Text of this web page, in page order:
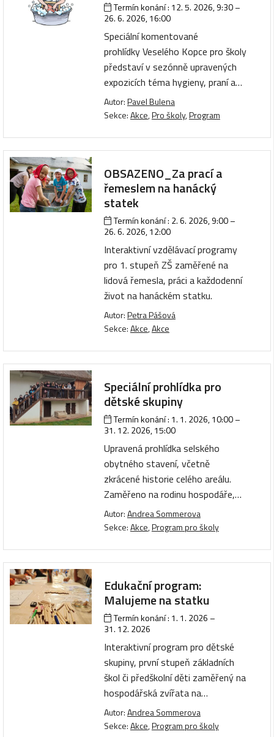
Termín konání : 12. 5. 2026, 9:30–
26. 6. 2026, 16:00
Speciální komentované
prohlídky Veselého Kopce pro školy
představí v sezónně upravených
expozicích téma hygieny, praní a…
Autor:Pavel Bulena
Sekce:Akce,Pro školy,Program
OBSAZENO_Za prací a
řemeslem na hanácký
statek
Termín konání : 2. 6. 2026, 9:00–
26. 6. 2026, 12:00
Interaktivní vzdělávací programy
pro 1. stupeň ZŠ zaměřené na
lidová řemesla, práci a každodenní
život na hanáckém statku.
Autor:Petra Pášová
Sekce:Akce,Akce
Speciální prohlídka pro
dětské skupiny
Termín konání : 1. 1. 2026, 10:00–
31. 12. 2026, 15:00
Upravená prohlídka selského
obytného stavení, včetně
zkrácené historie celého areálu.
Zaměřeno na rodinu hospodáře,…
Autor:Andrea Sommerova
Sekce:Akce,Program pro školy
Edukační program:
Malujeme na statku
Termín konání : 1. 1. 2026 –
31. 12. 2026
Interaktivní program pro dětské
skupiny, první stupeň základních
škol či předškolní děti zaměřený na
hospodářská zvířata na…
Autor:Andrea Sommerova
Sekce:Akce,Program pro školy